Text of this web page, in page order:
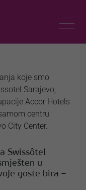
koje smo
Sarajevo,
Accor Hotels
centru
City Center.
Swissôtel
u
goste bira –